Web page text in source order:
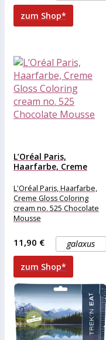
zum Shop*
L’Oréal Paris,
Haarfarbe, Creme
cream...
L'Oréal Paris, Haarfarbe,
Creme Gloss Coloring
cream no. 525 Chocolate
Mousse
galaxus
11,90 €
zum Shop*